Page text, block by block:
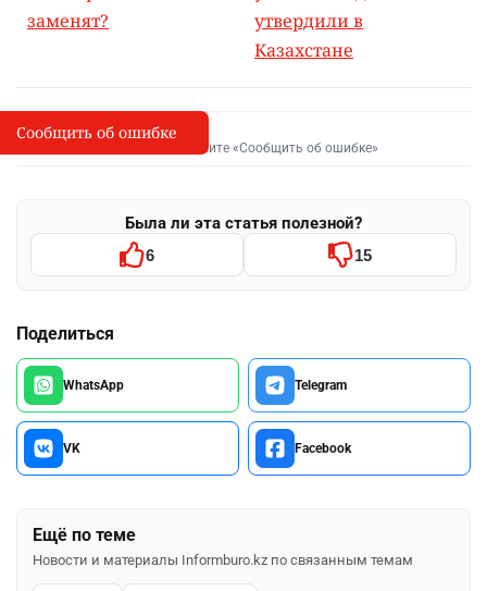
заменят?
утвердили в
Казахстане
I
Сообщить об опечатке
Выделите фрагмент и нажмите «Сообщить об ошибке»
Была ли эта статья полезной?
6 15
Поделиться
WhatsApp Telegram
VK Facebook
Ещё по теме
Новости и материалы Informburo.kz по связанным темам
Сообщить об ошибке